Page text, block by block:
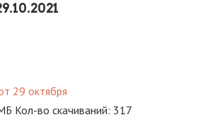
29 октября
Кол-во скачиваний: 317